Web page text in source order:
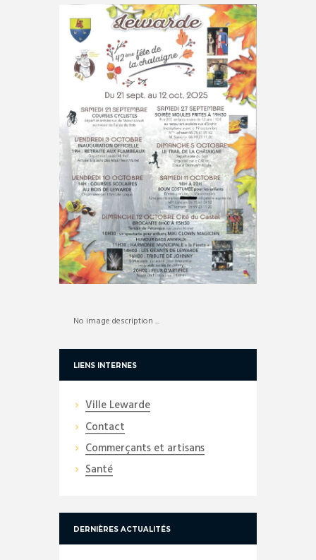
No image description ...
LIENS INTERNES
Ville Lewarde
Contact
Commerçants et artisans
Santé
DERNIÈRES ACTUALITÉS